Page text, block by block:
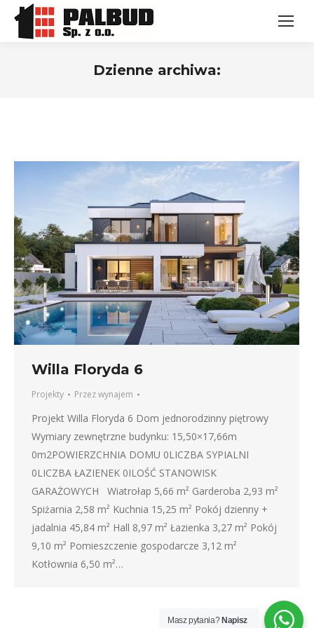
Dzienne archiwa:
Willa Floryda 6
Projekty Przezwynajem
Projekt Willa Floryda 6 Dom jednorodzinny piętrowy
Wymiary zewnętrzne budynku: 15,50×17,66m
0m2POWIERZCHNIA DOMU 0LICZBA SYPIALNI
0LICZBA ŁAZIENEK 0ILOŚĆ STANOWISK
GARAŻOWYCH Wiatrołap 5,66 m² Garderoba 2,93 m²
Spiżarnia 2,58 m² Kuchnia 15,25 m² Pokój dzienny +
jadalnia 45,84 m² Hall 8,97 m² Łazienka 3,27 m² Pokój
9,10 m² Pomieszczenie gospodarcze 3,12 m²
Kotłownia 6,50 m²…
Masz pytania? Napisz